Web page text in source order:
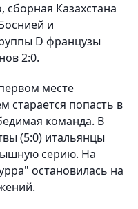
сборная Казахстана
и
D французы
2:0.
месте
старается попасть в
команда. В
(5:0) итальянцы
серию. На
остановилась на